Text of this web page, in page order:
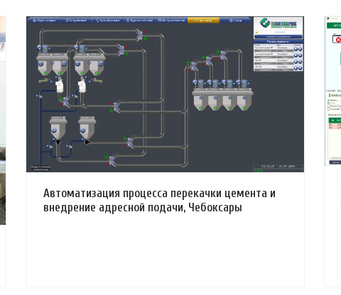
Смотреть проект
Автоматизация процесса перекачки цемента и
внедрение адресной подачи, Чебоксары